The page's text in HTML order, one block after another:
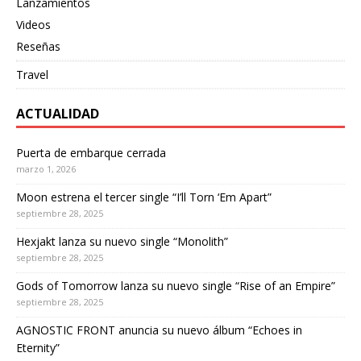
Videos
Reseñas
Travel
ACTUALIDAD
Puerta de embarque cerrada
marzo 1, 2026
Moon estrena el tercer single “I’ll Torn ‘Em Apart”
septiembre 28, 2025
Hexjakt lanza su nuevo single “Monolith”
septiembre 28, 2025
Gods of Tomorrow lanza su nuevo single “Rise of an Empire”
septiembre 28, 2025
AGNOSTIC FRONT anuncia su nuevo álbum “Echoes in
Eternity”